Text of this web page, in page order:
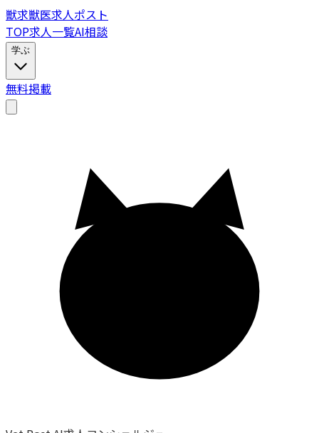
獣求獣医求人ポスト
TOP求人一覧AI相談
学ぶ
無料掲載